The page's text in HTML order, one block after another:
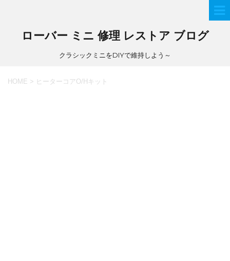
ローバー ミニ 修理 レストア ブログ
クラシックミニをDIYで維持しよう～
HOME > ヒーターコアO/Hキット